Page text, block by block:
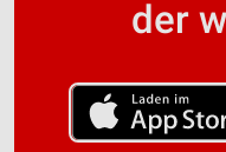
der